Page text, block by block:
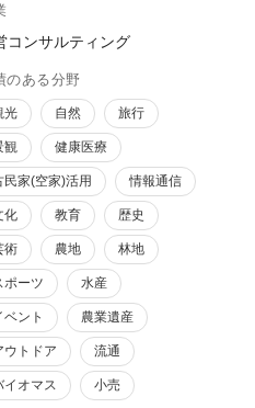
コンサルティング
のある分野
光 自然 旅行
観 健康医療
民家(空家)活用 情報通信
化 教育 歴史
術 農地 林地
ポーツ 水産
ベント 農業遺産
ウトドア 流通
イオマス 小売